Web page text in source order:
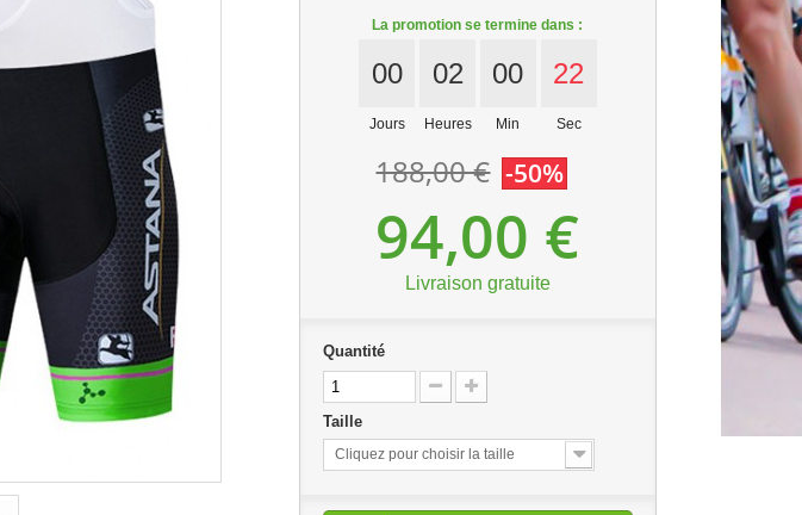
La promotion se termine dans :
00
Jours
02
Heures
00
Min
21
Sec
188,00 € -50%
94,00 €
Livraison gratuite
Quantité
Taille
Cliquez pour choisir la taille